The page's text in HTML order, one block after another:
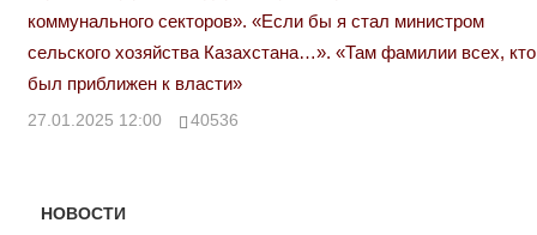
коммунального секторов». «Если бы я стал министром
сельского хозяйства Казахстана…». «Там фамилии всех, кто
был приближен к власти»
27.01.2025 12:00 40536
НОВОСТИ